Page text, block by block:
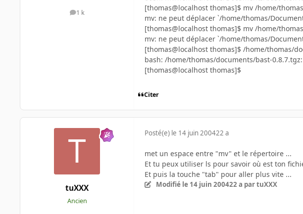
1 k
messages
[thomas@localhost thomas]$ mv /home/
mv: ne peut déplacer `/home/thomas/
[thomas@localhost thomas]$ mv /home/
mv: ne peut déplacer `/home/thomas/
[thomas@localhost thomas]$ /home/thomas/
bash: /home/thomas/documents/bast-
[thomas@localhost thomas]$
Citer
tuXXX
Ancien
Posté(e) le 14 juin 200422 a
met un espace entre "mv" et le répertoire ...
Et tu peux utiliser ls pour savoir où est ton
Et puis la touche "tab" pour aller plus vite ...
Modifié le 14 juin 200422 a par tuXXX